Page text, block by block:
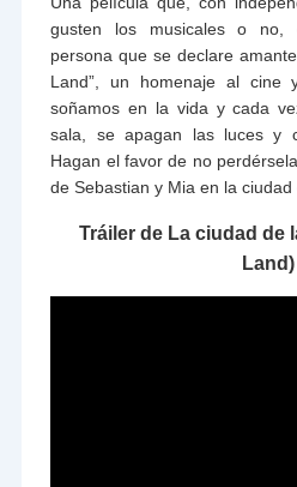
gusten los musicales o no,
persona que se declare
Land”, un homenaje al cine
soñamos en la vida y cada
sala, se apagan las luces y
Hagan el favor de no
de Sebastian y Mia en la ciudad
Tráiler de La ciudad de
Land)